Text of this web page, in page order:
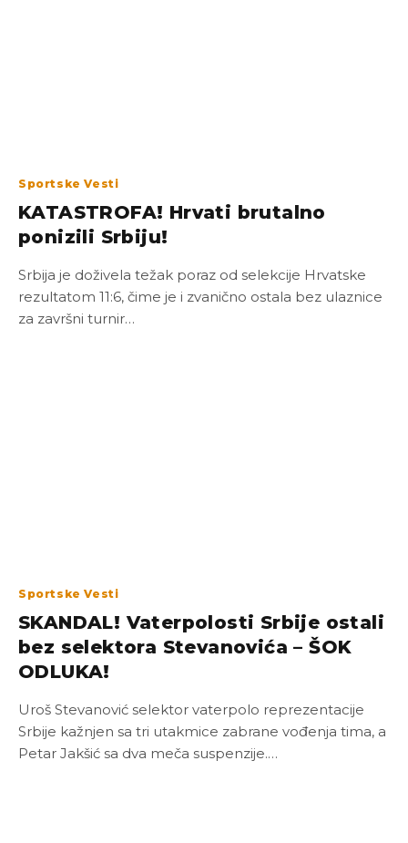
Sportske Vesti
KATASTROFA! Hrvati brutalno
ponizili Srbiju!
Srbija je doživela težak poraz od selekcije Hrvatske
rezultatom 11:6, čime je i zvanično ostala bez ulaznice
za završni turnir…
Sportske Vesti
SKANDAL! Vaterpolosti Srbije ostali
bez selektora Stevanovića – ŠOK
ODLUKA!
Uroš Stevanović selektor vaterpolo reprezentacije
Srbije kažnjen sa tri utakmice zabrane vođenja tima, a
Petar Jakšić sa dva meča suspenzije.…